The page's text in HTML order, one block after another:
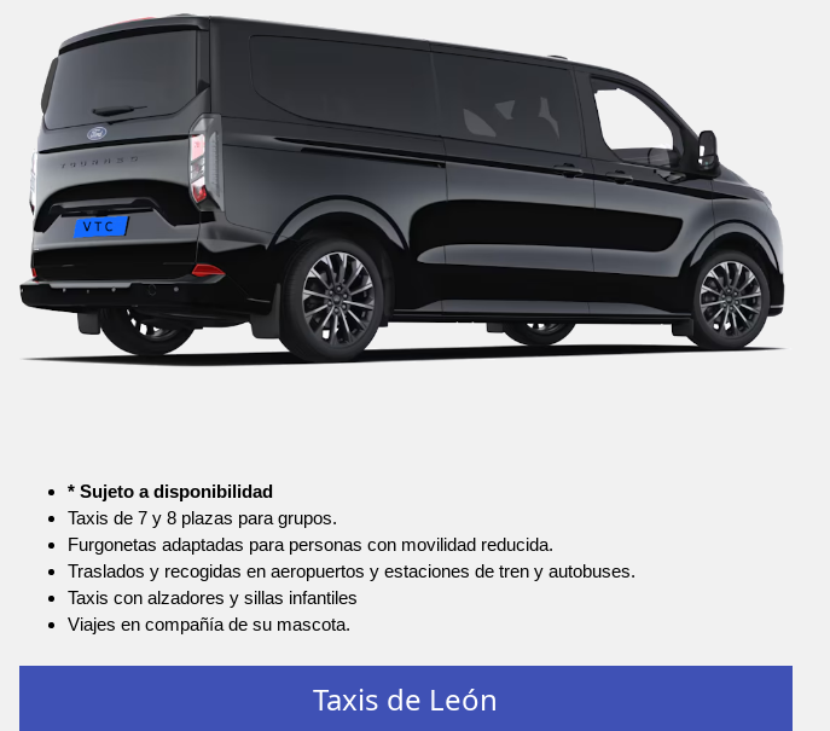
* Sujeto a disponibilidad
Taxis de 7 y 8 plazas para grupos.
Furgonetas adaptadas para personas con movilidad reducida.
Traslados y recogidas en aeropuertos y estaciones de tren y autobuses.
Taxis con alzadores y sillas infantiles
Viajes en compañía de su mascota.
Taxis de León